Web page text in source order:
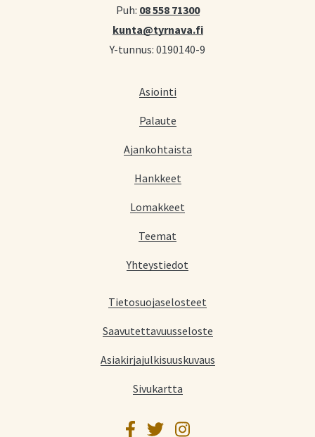
Puh: 08 558 71300
kunta@tyrnava.fi
Y-tunnus: 0190140-9
Asiointi
Palaute
Ajankohtaista
Hankkeet
Lomakkeet
Teemat
Yhteystiedot
Tietosuojaselosteet
Saavutettavuusseloste
Asiakirjajulkisuuskuvaus
Sivukartta
Facebook
TwitterInstagram